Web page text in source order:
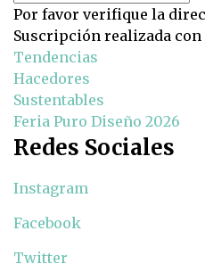
Por favor verifique la
Suscripción realizada con
Tendencias
Hacedores
Sustentables
Feria Puro Diseño 2026
Redes Sociales
Instagram
Facebook
Twitter